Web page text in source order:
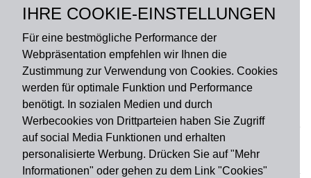
IHRE COOKIE-EINSTELLUNGEN
Für eine bestmögliche Performance der
Webpräsentation empfehlen wir Ihnen die
Zustimmung zur Verwendung von Cookies. Cookies
werden für optimale Funktion und Performance
benötigt. In sozialen Medien und durch
Werbecookies von Drittparteien haben Sie Zugriff
auf social Media Funktionen und erhalten
personalisierte Werbung. Drücken Sie auf "Mehr
Informationen" oder gehen zu dem Link "Cookies"
Rückseite: Gummi
Zahlungsart
Versandart